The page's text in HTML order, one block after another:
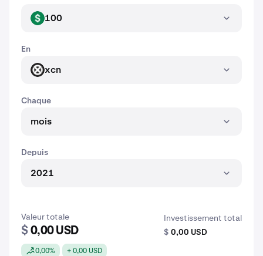
USD 100
En
XCN xcn
Chaque
mois
Depuis
2021
Valeur totale
$ 0,00 USD
0,00% + 0,00 USD
Investissement total
$ 0,00 USD